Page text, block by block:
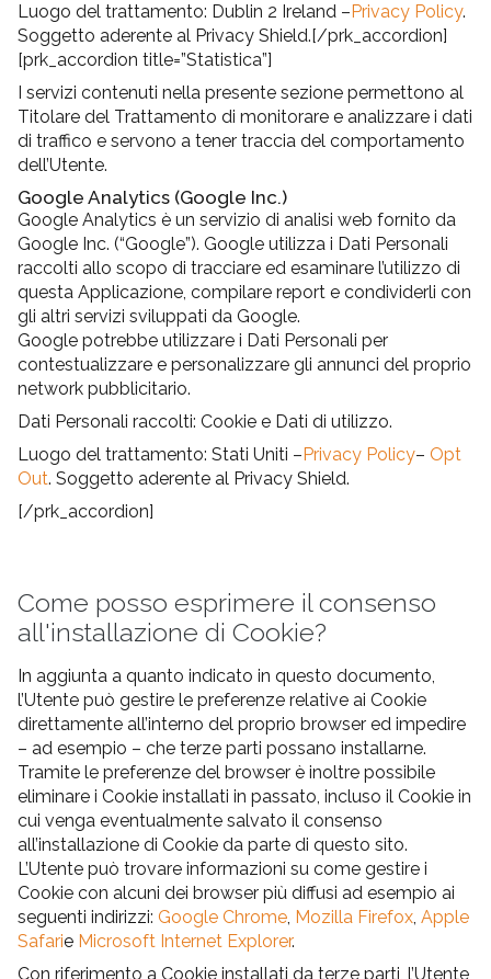
Luogo del trattamento: Dublin 2 Ireland –Privacy Policy.
Soggetto aderente al Privacy Shield.[/prk_accordion]
[prk_accordion title=”Statistica”]
I servizi contenuti nella presente sezione permettono al
Titolare del Trattamento di monitorare e analizzare i dati
di traffico e servono a tener traccia del comportamento
dell’Utente.
Google Analytics (Google Inc.)
Google Analytics è un servizio di analisi web fornito da
Google Inc. (“Google”). Google utilizza i Dati Personali
raccolti allo scopo di tracciare ed esaminare l’utilizzo di
questa Applicazione, compilare report e condividerli con
gli altri servizi sviluppati da Google.
Google potrebbe utilizzare i Dati Personali per
contestualizzare e personalizzare gli annunci del proprio
network pubblicitario.
Dati Personali raccolti: Cookie e Dati di utilizzo.
Luogo del trattamento: Stati Uniti –Privacy Policy– Opt
Out. Soggetto aderente al Privacy Shield.
[/prk_accordion]
Come posso esprimere il consenso
all'installazione di Cookie?
In aggiunta a quanto indicato in questo documento,
l’Utente può gestire le preferenze relative ai Cookie
direttamente all’interno del proprio browser ed impedire
– ad esempio – che terze parti possano installarne.
Tramite le preferenze del browser è inoltre possibile
eliminare i Cookie installati in passato, incluso il Cookie in
cui venga eventualmente salvato il consenso
all’installazione di Cookie da parte di questo sito.
L’Utente può trovare informazioni su come gestire i
Cookie con alcuni dei browser più diffusi ad esempio ai
seguenti indirizzi: Google Chrome, Mozilla Firefox, Apple
Safarie Microsoft Internet Explorer.
Con riferimento a Cookie installati da terze parti, l’Utente